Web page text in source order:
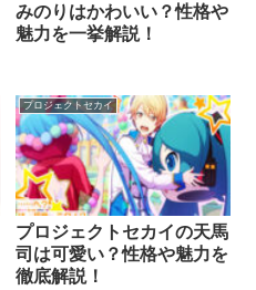
みのりはかわいい？性格や
魅力を一挙解説！
プロジェクトセカイ
プロジェクトセカイの天馬
司は可愛い？性格や魅力を
徹底解説！